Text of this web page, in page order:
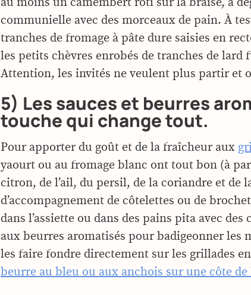
au moins un camembert rôti sur la braise, à
communielle avec des morceaux de pain. À
tranches de fromage à pâte dure saisies en
les petits chèvres enrobés de tranches de lard
Attention, les invités ne veulent plus partir et
5) Les sauces et beurres
touche qui change tout.
Pour apporter du goût et de la fraîcheur aux
yaourt ou au fromage blanc ont tout bon (à
citron, de l’ail, du persil, de la coriandre et de
d’accompagnement de côtelettes ou de
dans l’assiette ou dans des pains pita avec
aux beurres aromatisés pour badigeonner les
les faire fondre directement sur les grillades
beurre au bleu ou aux anchois sur une côte